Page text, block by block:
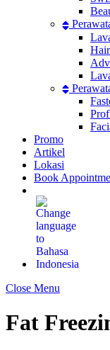
Promo
Artikel
Lokasi
Book
Close Menu
Fat